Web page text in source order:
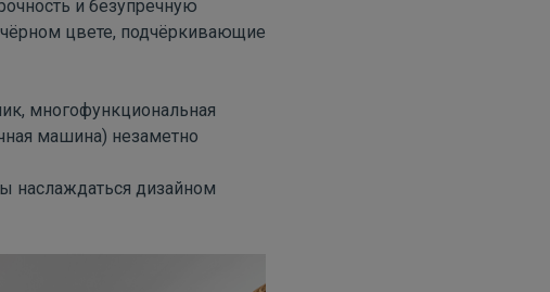
и безупречную
цвете, подчёркивающие
многофункциональная
машина) незаметно
наслаждаться дизайном